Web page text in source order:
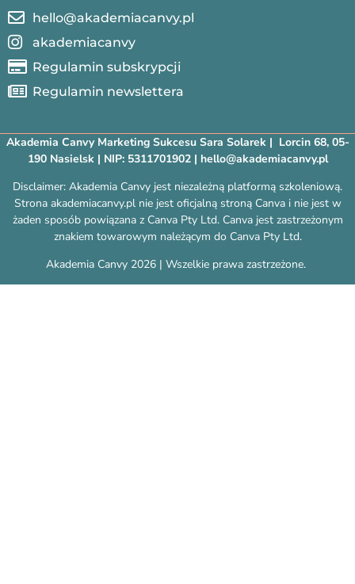
hello@akademiacanvy.pl
akademiacanvy
Regulamin subskrypcji
Regulamin newslettera
Akademia Canvy Marketing Sukcesu Sara Solarek | Lorcin 68, 05-
190 Nasielsk | NIP: 5311701902 | hello@akademiacanvy.pl
Disclaimer: Akademia Canvy jest niezależną platformą szkoleniową.
Strona akademiacanvy.pl nie jest oficjalną stroną Canva i nie jest w
żaden sposób powiązana z Canva Pty Ltd. Canva jest zastrzeżonym
znakiem towarowym należącym do Canva Pty Ltd.
Akademia Canvy 2026 | Wszelkie prawa zastrzeżone.